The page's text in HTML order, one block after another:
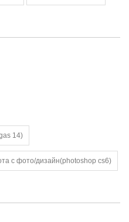
14)
с фото/дизайн(photoshop cs6)